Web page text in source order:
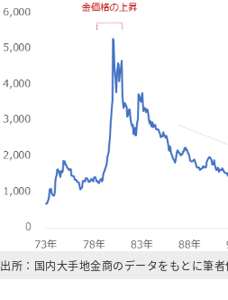
出所：国内大手地金商のデータをもとに筆